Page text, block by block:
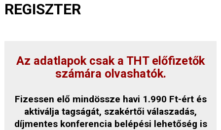
REGISZTER
Az adatlapok csak a THT előfizetők
számára olvashatók.
Fizessen elő mindössze havi 1.990 Ft-ért és
aktiválja tagságát, szakértői válaszadás,
díjmentes konferencia belépési lehetőség is